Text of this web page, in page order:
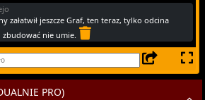
załatwił jeszcze Graf, ten teraz, tylko odcina
nie umie.
PRO)